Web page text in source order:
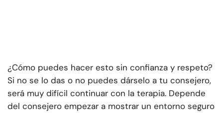
¿Cómo puedes hacer esto sin confianza y respeto?
Si no se lo das o no puedes dárselo a tu consejero,
será muy difícil continuar con la terapia. Depende
del consejero empezar a mostrar un entorno seguro